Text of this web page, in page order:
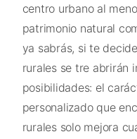
centro urbano al
patrimonio natural
ya sabrás, si te
rurales se tre abrirán
posibilidades: el
personalizado que
rurales solo mejora